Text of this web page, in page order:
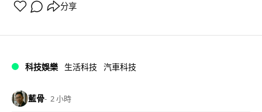
分享
科技娛樂 生活科技 汽車科技
藍骨 2 小時